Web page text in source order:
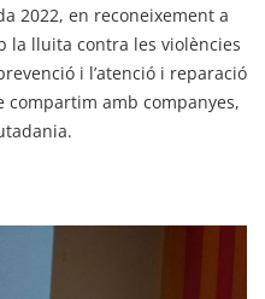
2022, en reconeixement a
la lluita contra les violències
i l’atenció i reparació
compartim amb companyes,